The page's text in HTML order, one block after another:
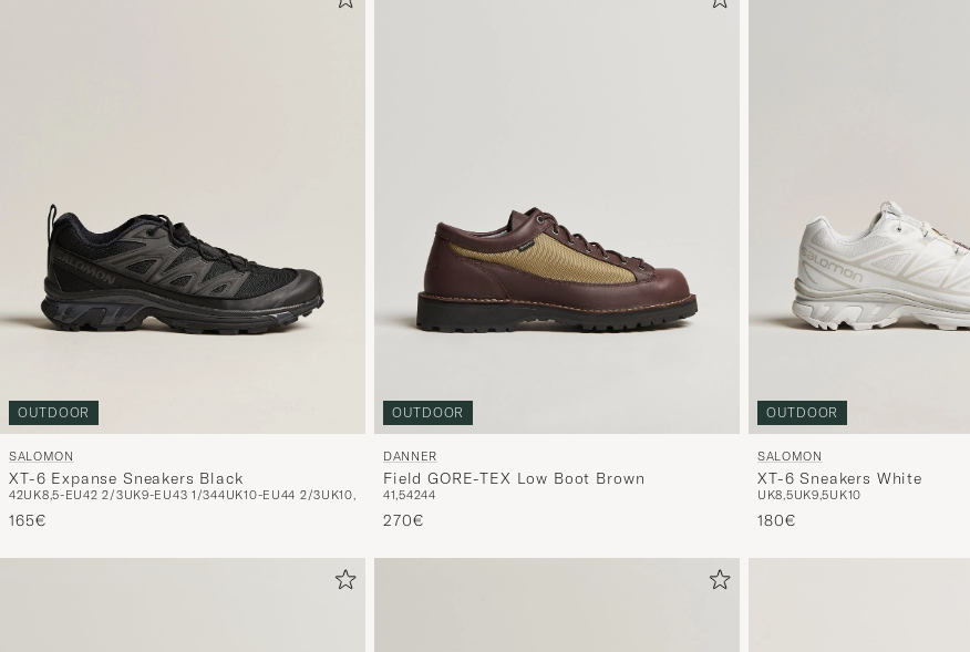
OUTDOOR
SALOMON
XT-6 Expanse Sneakers Black
42UK8,5-EU42 2/3UK9-EU43 1/344UK10-EU44 2/3UK10,5-EU45 1/346
165€
OUTDOOR
DANNER
Field GORE-TEX Low Boot Brown
41,54244
270€
OUTDOOR
SALOMON
XT-6 Sneakers White
UK8,5UK9,5UK10
180€